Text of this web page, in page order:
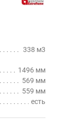
338 м3
1496 мм
569 мм
559 мм
есть